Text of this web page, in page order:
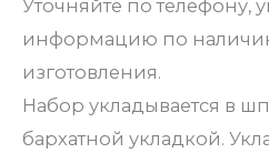
Уточняйте по телефону,
информацию по
изготовления.
Набор укладывается в
бархатной укладкой.